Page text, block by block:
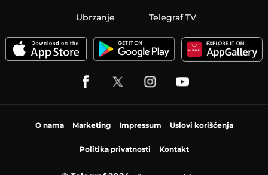
Ubrzanje Telegraf TV
O nama Marketing Impressum Uslovi korišćenja
Politika privatnosti Kontakt